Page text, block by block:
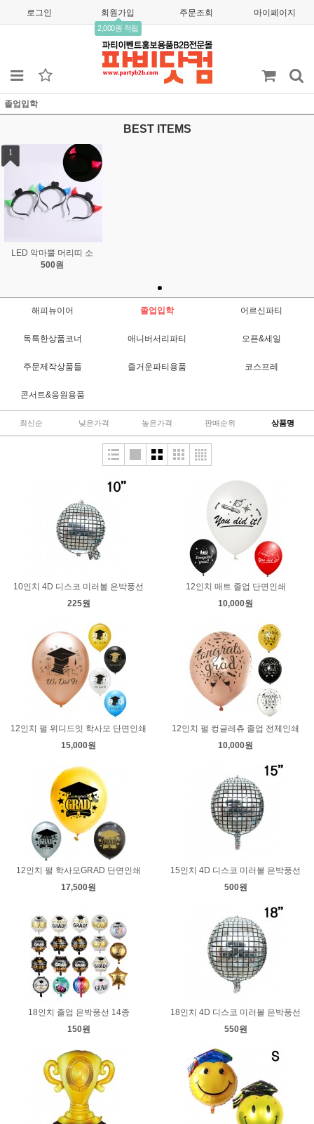
로그인 회원가입
2,000원 적립
주문조회 마이페이지
졸업입학
BEST ITEMS
1
LED 악마뿔 머리띠 소
500원
해피뉴이어 졸업입학 어르신파티
독특한상품코너 애니버서리파티 오픈&세일
주문제작상품들 즐거운파티용품 코스프레
콘서트&응원용품
최신순 낮은가격 높은가격 판매순위 상품명
10인치 4D 디스코 미러볼 은박풍선
225원
12인치 매트 졸업 단면인쇄
10,000원
12인치 펄 위디드잇 학사모 단면인쇄
15,000원
12인치 펄 컹글레츄 졸업 전체인쇄
10,000원
12인치 펄 학사모GRAD 단면인쇄
17,500원
15인치 4D 디스코 미러볼 은박풍선
500원
18인치 졸업 은박풍선 14종
150원
18인치 4D 디스코 미러볼 은박풍선
550원